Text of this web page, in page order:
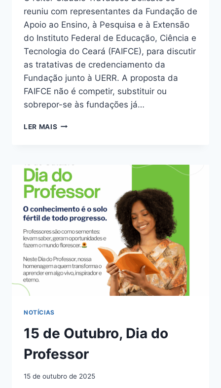
reuniu com representantes da Fundação de
Apoio ao Ensino, à Pesquisa e à Extensão
do Instituto Federal de Educação, Ciência e
Tecnologia do Ceará (FAIFCE), para discutir
as tratativas de credenciamento da
Fundação junto à UERR. A proposta da
FAIFCE não é competir, substituir ou
sobrepor-se às fundações já…
LER MAIS
NOTÍCIAS
15 de Outubro, Dia do
Professor
15 de outubro de 2025